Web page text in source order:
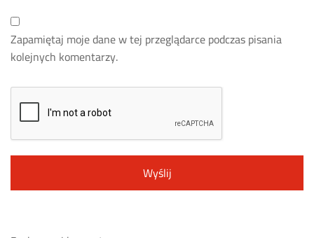
Zapamiętaj moje dane w tej przeglądarce podczas pisania
kolejnych komentarzy.